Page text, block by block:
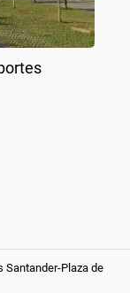
Santander-Plaza de